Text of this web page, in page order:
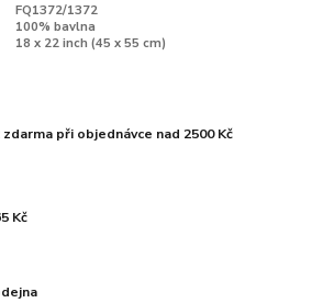
FQ1372/1372
100% bavlna
18 x 22 inch (45 x 55 cm)
zdarma při objednávce nad 2500 Kč
Kč